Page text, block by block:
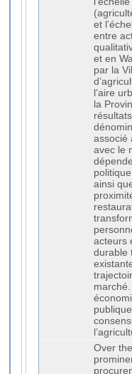
et
entre
et en
par la
l’aire
la
associé
avec le
ainsi
acteurs
durable
Over